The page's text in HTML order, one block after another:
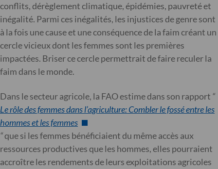
conflits, dérèglement climatique, épidémies, pauvreté et
inégalité. Parmi ces inégalités, les injustices de genre sont
à la fois une cause et une conséquence de la faim créant un
cercle vicieux dont les femmes sont les premières
impactées. Briser ce cercle permettrait de faire reculer la
faim dans le monde.
Dans le secteur agricole, la FAO estime dans son rapport “
Le rôle des femmes dans l’agriculture: Combler le fossé entre les
hommes et les femmes
“que si les femmes bénéficiaient du même accès aux
ressources productives que les hommes, elles pourraient
accroître les rendements de leurs exploitations agricoles